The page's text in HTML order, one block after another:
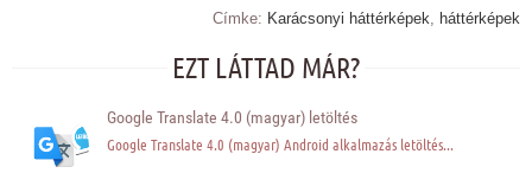
Címke: Karácsonyi háttérképek, háttérképek
EZT LÁTTAD MÁR?
Google Translate 4.0 (magyar) letöltés
Google Translate 4.0 (magyar) Android alkalmazás letöltés...